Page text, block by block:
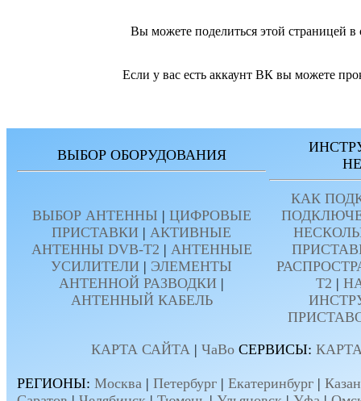
Вы можете поделиться этой страницей
Если у вас есть аккаунт ВК вы можете
ВЫБОР ОБОРУДОВАНИЯ
ВЫБОР АНТЕННЫ | ЦИФРОВЫЕ
ПРИСТАВКИ | АКТИВНЫЕ
АНТЕННЫ DVB-T2 | АНТЕННЫЕ
УСИЛИТЕЛИ | ЭЛЕМЕНТЫ
АНТЕННОЙ РАЗВОДКИ |
АНТЕННЫЙ КАБЕЛЬ
КАК
T2 |
КАРТА САЙТА | ЧаВо СЕРВИСЫ:
РЕГИОНЫ: Москва | Петербург | Екатеринбург |